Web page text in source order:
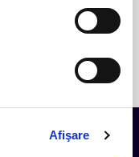
Afişare
aniversar
succes